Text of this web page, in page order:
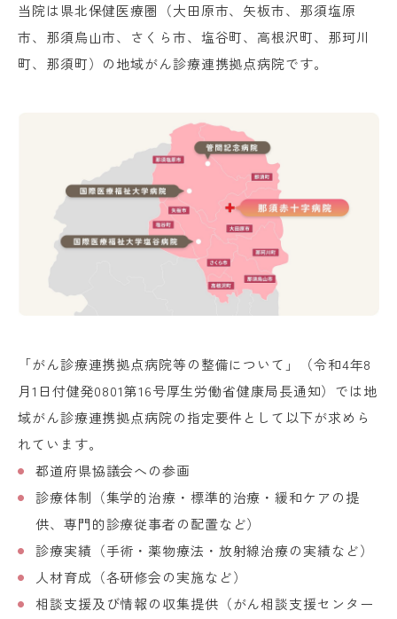
当院は県北保健医療圏（大田原市、矢板市、那須塩原
市、那須烏山市、さくら市、塩谷町、高根沢町、那珂川
町、那須町）の地域がん診療連携拠点病院です。
「がん診療連携拠点病院等の整備について」（令和4年8
月1日付健発0801第16号厚生労働省健康局長通知）では地
域がん診療連携拠点病院の指定要件として以下が求めら
れています。
都道府県協議会への参画
診療体制（集学的治療・標準的治療・緩和ケアの提
供、専門的診療従事者の配置など）
診療実績（手術・薬物療法・放射線治療の実績など）
人材育成（各研修会の実施など）
相談支援及び情報の収集提供（がん相談支援センター